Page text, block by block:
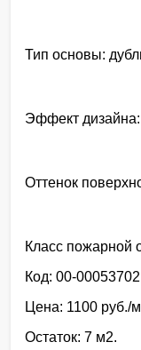
Тип основы:
Эффект
Оттенок
Класс пожарной
Код: 00-00053702
Цена: 1100 руб./
Остаток: 7 м2.